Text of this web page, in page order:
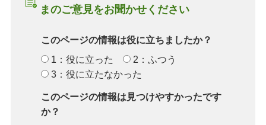
まのご意見をお聞かせください
このページの情報は役に立ちましたか？
1：役に立った
2：ふつう
3：役に立たなかった
このページの情報は見つけやすかったです
か？